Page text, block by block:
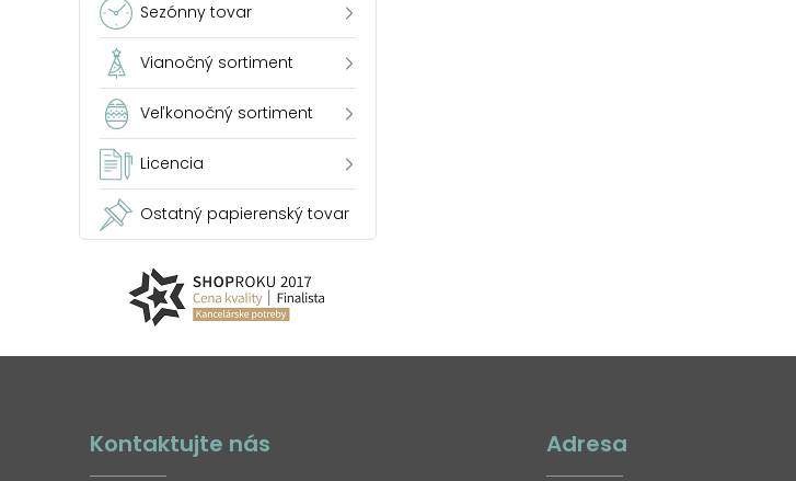
Sezónny tovar
Vianočný sortiment
Veľkonočný sortiment
Licencia
Ostatný papierenský tovar
Kontaktujte nás Adresa